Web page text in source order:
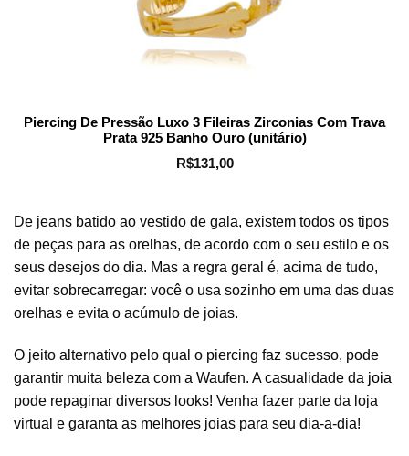
Piercing De Pressão Luxo 3 Fileiras Zirconias Com Trava
Prata 925 Banho Ouro (unitário)
R$131,00
De jeans batido ao vestido de gala, existem todos os tipos
de peças para as orelhas, de acordo com o seu estilo e os
seus desejos do dia. Mas a regra geral é, acima de tudo,
evitar sobrecarregar: você o usa sozinho em uma das duas
orelhas e evita o acúmulo de joias.
O jeito alternativo pelo qual o piercing faz sucesso, pode
garantir muita beleza com a Waufen. A casualidade da joia
pode repaginar diversos looks! Venha fazer parte da loja
virtual e garanta as melhores joias para seu dia-a-dia!